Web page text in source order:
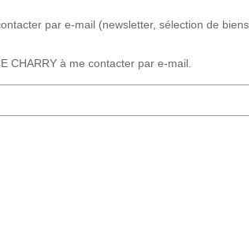
par e-mail (newsletter, sélection de
CHARRY à me contacter par e-mail.